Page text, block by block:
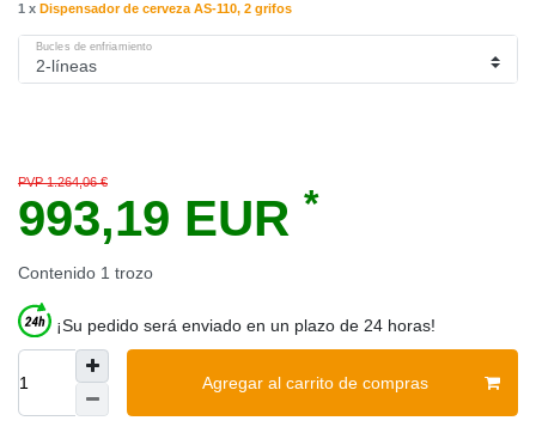
1 x Dispensador de cerveza AS-110, 2 grifos
Bucles de enfriamiento
PVP 1.264,06 €
993,19 EUR *
Contenido 1 trozo
¡Su pedido será enviado en un plazo de 24 horas!
Agregar al carrito de compras